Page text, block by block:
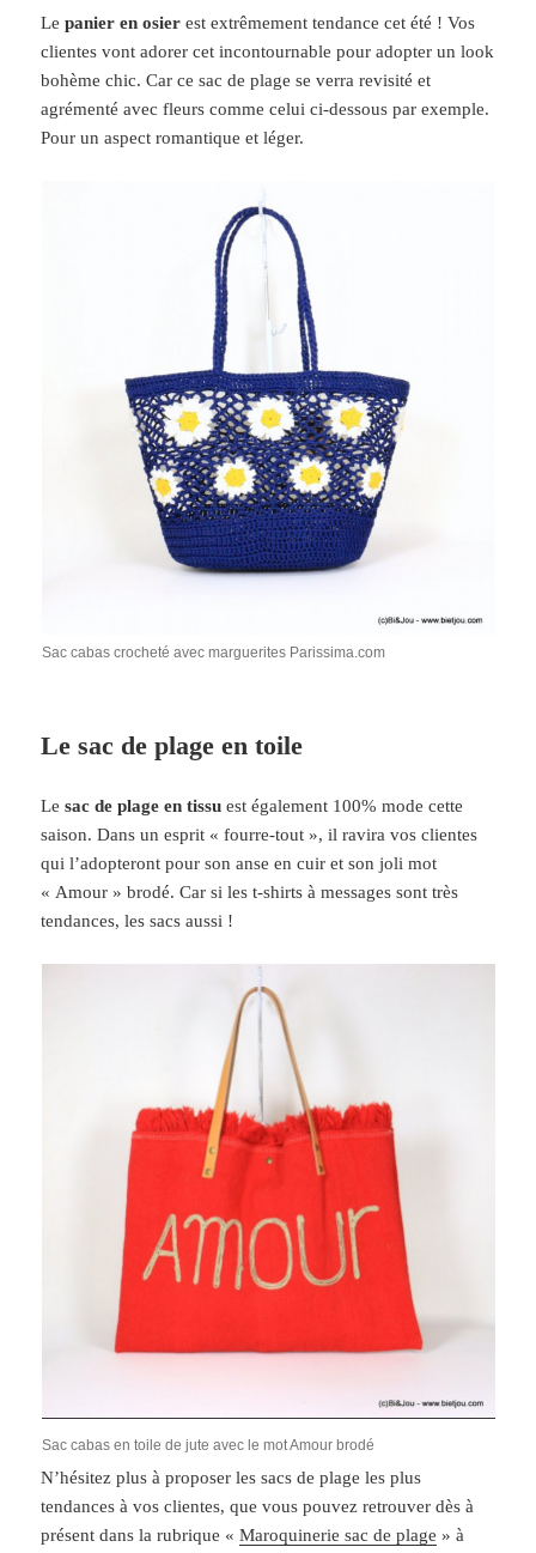
Lepanier en osier est extrêmement tendance cet été ! Vos
clientes vont adorer cet incontournable pour adopter un look
bohème chic. Car ce sac de plage se verra revisité et
agrémenté avec fleurs comme celui ci-dessous par exemple.
Pour un aspect romantique et léger.
Sac cabas crocheté avec marguerites Parissima.com
Le sac de plage en toile
Lesac de plage en tissu est également 100% mode cette
saison. Dans un esprit « fourre-tout », il ravira vos clientes
qui l’adopteront pour son anse en cuir et son joli mot
« Amour » brodé. Car si les t-shirts à messages sont très
tendances, les sacs aussi !
Sac cabas en toile de jute avec le mot Amour brodé
N’hésitez plus à proposer les sacs de plage les plus
tendances à vos clientes, que vous pouvez retrouver dès à
présent dans la rubrique «Maroquinerie sac de plage » à